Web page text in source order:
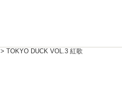
> TOKYO DUCK VOL.3 紅歌